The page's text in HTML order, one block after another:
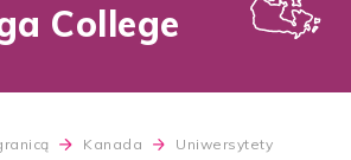
College
Kanada
Uniwersytety